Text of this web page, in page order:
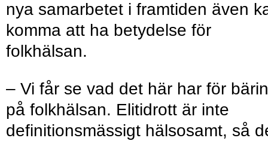
nya samarbetet i framtiden även
komma att ha betydelse för
folkhälsan.
– Vi får se vad det här har för
på folkhälsan. Elitidrott är inte
definitionsmässigt hälsosamt, så